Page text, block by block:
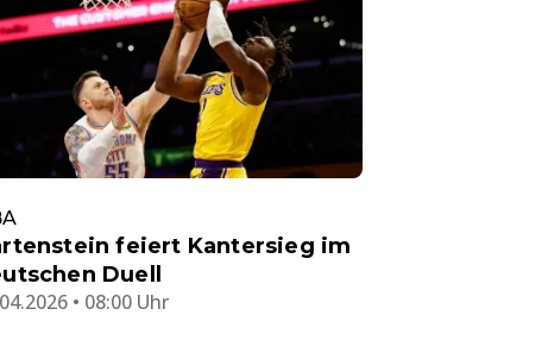
feiert Kantersieg im
Duell
• 08:00 Uhr